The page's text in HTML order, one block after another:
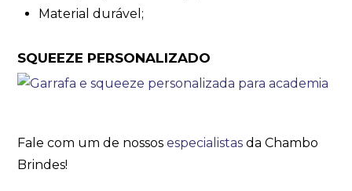
Material durável;
SQUEEZE PERSONALIZADO
Fale com um de nossosespecialistas da Chambo
Brindes!